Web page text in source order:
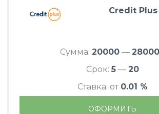
Credit Plus
Сумма: 20000—
Срок: 5— 20
Ставка: от 0.01 %
ОФОРМИТЬ